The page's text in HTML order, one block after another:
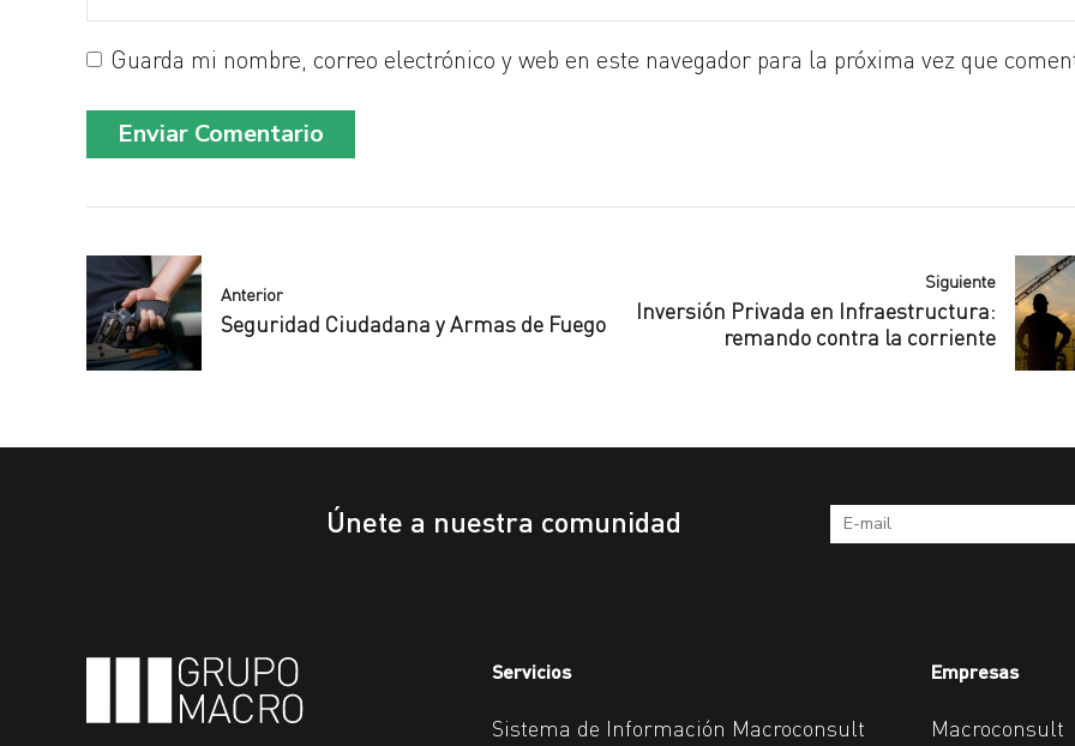
Guarda mi nombre, correo electrónico y web en este navegador para la próxima vez que
Enviar Comentario
Anterior
Seguridad Ciudadana y Armas de Fuego
Siguiente
Inversión Privada en Infraestructura:
remando contra la corriente
Únete a nuestra comunidad
Servicios
Sistema de Información Macroconsult
Empresas
Macroconsult